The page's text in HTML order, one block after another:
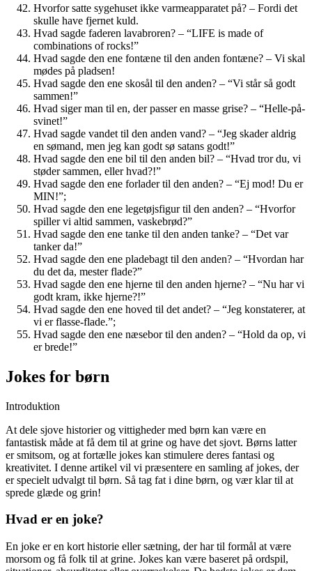
Hvorfor satte sygehuset ikke varmeapparatet på? – Fordi det
skulle have fjernet kuld.
Hvad sagde faderen lavabroren? – “LIFE is made of
combinations of rocks!”
Hvad sagde den ene fontæne til den anden fontæne? – Vi skal
mødes på pladsen!
Hvad sagde den ene skosål til den anden? – “Vi står så godt
sammen!”
Hvad siger man til en, der passer en masse grise? – “Helle-på-
svinet!”
Hvad sagde vandet til den anden vand? – “Jeg skader aldrig
en sømand, men jeg kan godt sø satans godt!”
Hvad sagde den ene bil til den anden bil? – “Hvad tror du, vi
støder sammen, eller hvad?!”
Hvad sagde den ene forlader til den anden? – “Ej mod! Du er
MIN!”;
Hvad sagde den ene legetøjsfigur til den anden? – “Hvorfor
spiller vi altid sammen, vaskebrød?”
Hvad sagde den ene tanke til den anden tanke? – “Det var
tanker da!”
Hvad sagde den ene pladebagt til den anden? – “Hvordan har
du det da, mester flade?”
Hvad sagde den ene hjerne til den anden hjerne? – “Nu har vi
godt kram, ikke hjerne?!”
Hvad sagde den ene hoved til det andet? – “Jeg konstaterer, at
vi er flasse-flade.”;
Hvad sagde den ene næsebor til den anden? – “Hold da op, vi
er brede!”
Jokes for børn
Introduktion
At dele sjove historier og vittigheder med børn kan være en
fantastisk måde at få dem til at grine og have det sjovt. Børns latter
er smitsom, og at fortælle jokes kan stimulere deres fantasi og
kreativitet. I denne artikel vil vi præsentere en samling af jokes, der
er specielt udvalgt til børn. Så tag fat i dine børn, og vær klar til at
sprede glæde og grin!
Hvad er en joke?
En joke er en kort historie eller sætning, der har til formål at være
morsom og få folk til at grine. Jokes kan være baseret på ordspil,